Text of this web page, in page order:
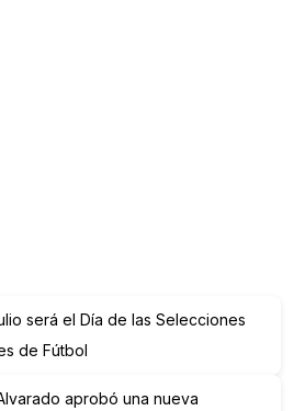
será el Día de las Selecciones
de Fútbol
aprobó una nueva